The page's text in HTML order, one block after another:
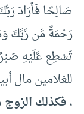
صَالِحًا فَأَرَادَ
رَحْمَةً مِّن رَّبِّكَ
للغلامين مال
،فكذلك الزوج